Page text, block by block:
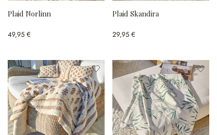
Plaid Norlinn
49,95 €
Plaid Skandira
29,95 €